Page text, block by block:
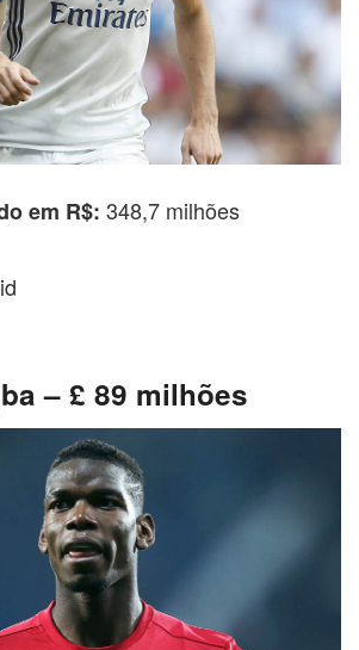
em R$: 348,7 milhões
– £ 89 milhões